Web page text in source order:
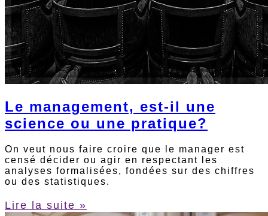
Le management, est-il une
science ou une pratique?
On veut nous faire croire que le manager est
censé décider ou agir en respectant les
analyses formalisées, fondées sur des chiffres
ou des statistiques.
Lire la suite »